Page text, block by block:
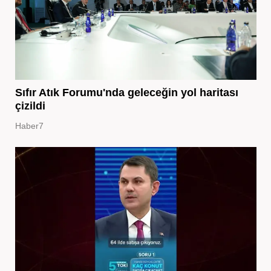
Sıfır Atık Forumu'nda geleceğin yol haritası
çizildi
Haber7